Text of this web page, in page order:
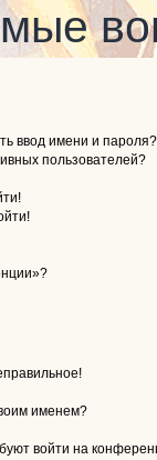
ввод имени и пароля?
пользователей?
именем?
войти на